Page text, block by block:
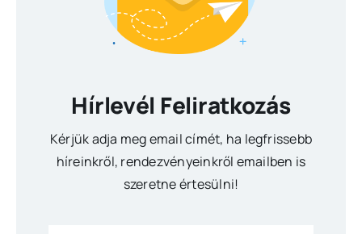
Hírlevél Feliratkozás
Kérjük adja meg email címét, ha legfrissebb
híreinkről, rendezvényeinkről emailben is
szeretne értesülni!